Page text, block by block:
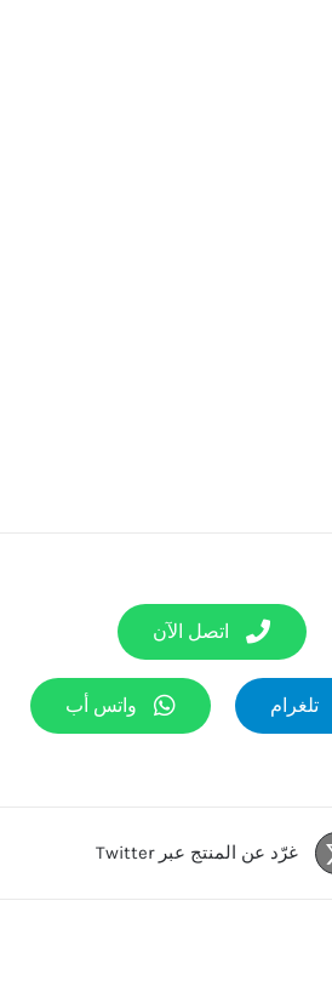
اتصل الآن
تلغرام واتس أب
غرّد عن المنتج عبر Twitter